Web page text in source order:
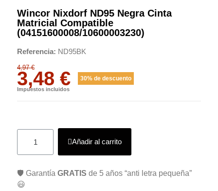
Wincor Nixdorf ND95 Negra Cinta
Matricial Compatible
(04151600008/10600003230)
Referencia ND95BK
4,97 €
3,48 € 30% de descuento
Impuestos incluidos
Añadir al carrito
🛡️ Garantía GRATIS de 5 años “anti letra pequeña”
😃